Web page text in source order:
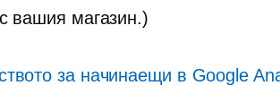
вашия магазин.)
за начинаещи в Google